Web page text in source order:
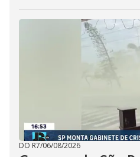
DO R7/06/08/2026